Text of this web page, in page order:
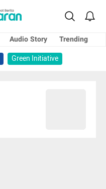
Audio Story
Trending
Green Initiative